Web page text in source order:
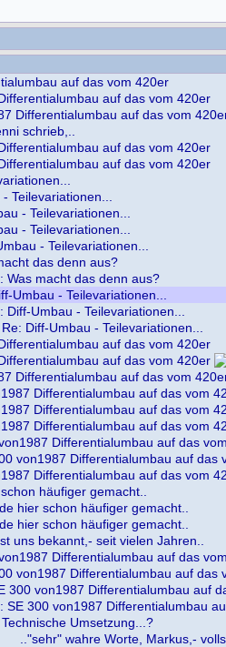
auf das vom 420er
auf das vom 420er
Differentialumbau auf das vom
schrieb,..
auf das vom 420er
auf das vom 420er
Teilevariationen...
- Teilevariationen...
- Teilevariationen...
- Teilevariationen...
das denn aus?
Was macht das denn aus?
Umbau - Teilevariationen...
Diff-Umbau - Teilevariationen...
Re: Diff-Umbau - Teilevariationen...
auf das vom 420er
auf das vom 420er
Differentialumbau auf das vom
Differentialumbau auf das vom
Differentialumbau auf das vom
Differentialumbau auf das vom
Differentialumbau auf das
von1987 Differentialumbau auf das
Differentialumbau auf das vom
häufiger gemacht..
hier schon häufiger gemacht..
hier schon häufiger gemacht..
uns bekannt,- seit vielen Jahren..
Differentialumbau auf das
von1987 Differentialumbau auf das
300 von1987 Differentialumbau auf
SE 300 von1987 Differentialumbau
Technische Umsetzung...?
.."sehr" wahre Worte, Markus,-